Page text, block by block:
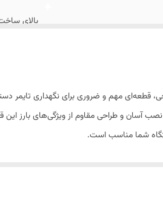
بالای
قطعه‌ای مهم و ضروری برای نگهداری تایمر
آسان و طراحی مقاوم از ویژگی‌های بارز این
شما مناسب است.